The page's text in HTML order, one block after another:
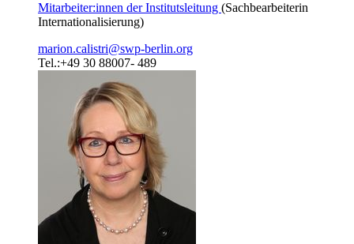
Mitarbeiter:innen der Institutsleitung (Sachbearbeiterin
Internationalisierung)
marion.calistri@swp-berlin.org
Tel.:+49 30 88007- 489